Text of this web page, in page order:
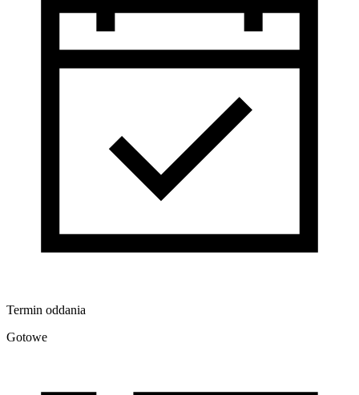
Termin oddania
Gotowe